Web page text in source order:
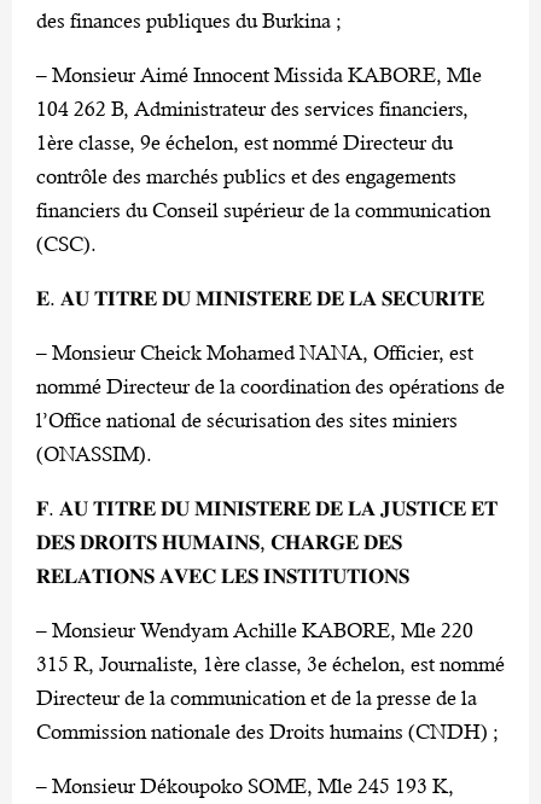
des finances publiques du Burkina ;
– Monsieur Aimé Innocent Missida KABORE, Mle
104 262 B, Administrateur des services financiers,
1ère classe, 9e échelon, est nommé Directeur du
contrôle des marchés publics et des engagements
financiers du Conseil supérieur de la communication
(CSC).
𝐄. 𝐀𝐔 𝐓𝐈𝐓𝐑𝐄 𝐃𝐔 𝐌𝐈𝐍𝐈𝐒𝐓𝐄𝐑𝐄 𝐃𝐄 𝐋𝐀 𝐒𝐄𝐂𝐔𝐑𝐈𝐓𝐄
– Monsieur Cheick Mohamed NANA, Officier, est
nommé Directeur de la coordination des opérations de
l’Office national de sécurisation des sites miniers
(ONASSIM).
𝐅. 𝐀𝐔 𝐓𝐈𝐓𝐑𝐄 𝐃𝐔 𝐌𝐈𝐍𝐈𝐒𝐓𝐄𝐑𝐄 𝐃𝐄 𝐋𝐀 𝐉𝐔𝐒𝐓𝐈𝐂𝐄 𝐄𝐓
𝐃𝐄𝐒 𝐃𝐑𝐎𝐈𝐓𝐒 𝐇𝐔𝐌𝐀𝐈𝐍𝐒, 𝐂𝐇𝐀𝐑𝐆𝐄 𝐃𝐄𝐒
𝐑𝐄𝐋𝐀𝐓𝐈𝐎𝐍𝐒 𝐀𝐕𝐄𝐂 𝐋𝐄𝐒 𝐈𝐍𝐒𝐓𝐈𝐓𝐔𝐓𝐈𝐎𝐍𝐒
– Monsieur Wendyam Achille KABORE, Mle 220
315 R, Journaliste, 1ère classe, 3e échelon, est nommé
Directeur de la communication et de la presse de la
Commission nationale des Droits humains (CNDH) ;
– Monsieur Dékoupoko SOME, Mle 245 193 K,